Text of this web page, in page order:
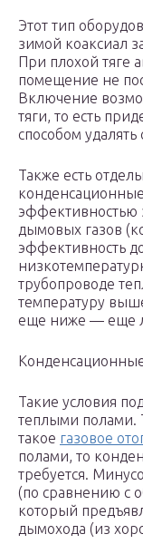
Этот тип
зимой коаксиал
При плохой тяге
помещение не
Включение
тяги, то есть
способом
Также есть
эффективностью
дымовых газов
эффективность
трубопроводе
температуру
еще ниже — еще
Такие условия
теплыми полами.
такое газовое
полами, то
требуется.
(по сравнению с
который
дымохода (из